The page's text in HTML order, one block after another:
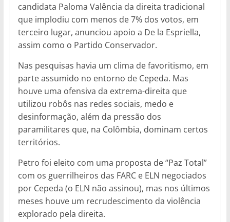
candidata Paloma Valência da direita tradicional
que implodiu com menos de 7% dos votos, em
terceiro lugar, anunciou apoio a De la Espriella,
assim como o Partido Conservador.
Nas pesquisas havia um clima de favoritismo, em
parte assumido no entorno de Cepeda. Mas
houve uma ofensiva da extrema-direita que
utilizou robôs nas redes sociais, medo e
desinformação, além da pressão dos
paramilitares que, na Colômbia, dominam certos
territórios.
Petro foi eleito com uma proposta de “Paz Total”
com os guerrilheiros das FARC e ELN negociados
por Cepeda (o ELN não assinou), mas nos últimos
meses houve um recrudescimento da violência
explorado pela direita.